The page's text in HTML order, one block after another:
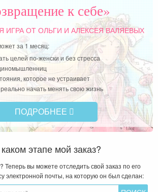
к себе»
ИГРАОТ ОЛЬГИ И АЛЕКСЕЯ ВАЛЯЕВЫХ
за 1 месяц:
целей по-женски и без стресса
которое не устраивает
начать менять свою жизнь
ПОДРОБНЕЕ
этапе мой заказ?
Теперь вы можете отследить свой заказ по его
электронной почты, на которую он был сделан: